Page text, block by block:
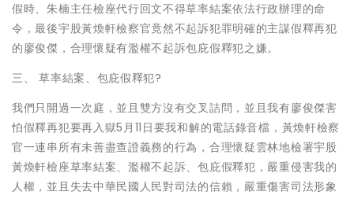
假時、朱楠主任檢座代行回文不得草率結案依法行政辦理的命
令，最後宇股黃煥軒檢察官竟然不起訴犯罪明確的主謀假釋再犯
的廖俊傑，合理懷疑有濫權不起訴包庇假釋犯之嫌。
三、 草率結案、包庇假釋犯?
我們只開過一次庭，並且雙方沒有交叉詰問，並且我有廖俊傑害
怕假釋再犯要再入獄5月11日要我和解的電話錄音檔，黃煥軒檢察
官一連串所有未善盡查證義務的行為，合理懷疑雲林地檢署宇股
黃煥軒檢座草率結案、濫權不起訴、包庇假釋犯，嚴重侵害我的
人權，並且失去中華民國人民對司法的信賴，嚴重傷害司法形象